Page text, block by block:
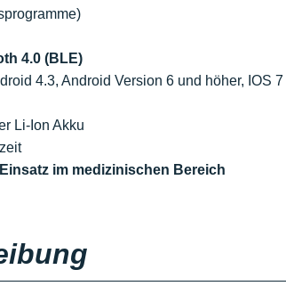
4.0 (BLE)
4.3, Android Version 6 und höher, IOS
Li-Ion Akku
im medizinischen Bereich